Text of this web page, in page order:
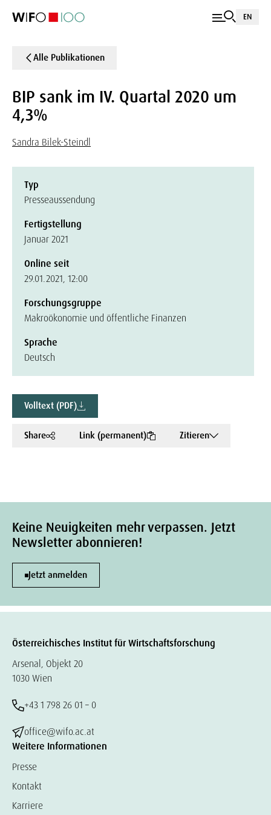
EN
Alle Publikationen
BIP sank im IV. Quartal 2020 um
4,3%
Sandra Bilek-Steindl
Typ
Presseaussendung
Fertigstellung
Januar 2021
Online seit
29.01.2021, 12:00
Forschungsgruppe
Makroökonomie und öffentliche Finanzen
Sprache
Deutsch
Volltext (PDF)
Share Link (permanent) Zitieren
Keine Neuigkeiten mehr verpassen. Jetzt
Newsletter abonnieren!
Jetzt anmelden
Österreichisches Institut für Wirtschaftsforschung
Arsenal, Objekt 20
1030 Wien
+43 1 798 26 01 – 0
office@wifo.ac.at
Weitere Informationen
Presse
Kontakt
Karriere